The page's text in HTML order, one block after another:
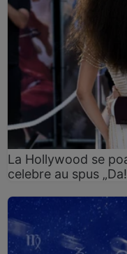
La Hollywood se
celebre au spus